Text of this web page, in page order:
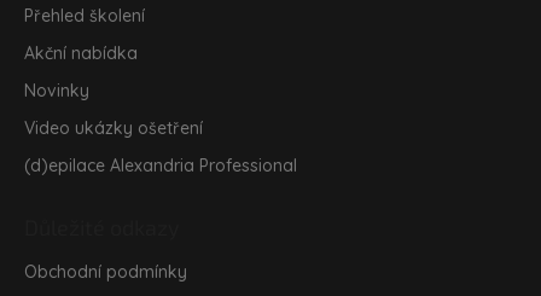
Přehled školení
Akční nabídka
Novinky
Video ukázky ošetření
(d)epilace Alexandria Professional
Obchodní podmínky